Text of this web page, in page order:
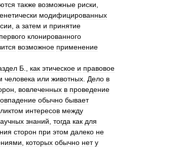
также возможные риски
модифицированных
а затем и принятие
первого клонированного
возможное применение
Б как этическое и правовое
человека или животных Дело в
вовлеченных в проведение
обычно бывает
интересов между
знаний тогда как для
сторон при этом далеко не
которых обычно нет у